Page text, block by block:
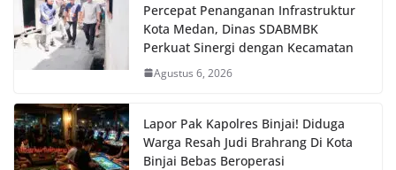
Percepat Penanganan Infrastruktur
Kota Medan, Dinas SDABMBK
Perkuat Sinergi dengan Kecamatan
Agustus 6, 2026
Lapor Pak Kapolres Binjai! Diduga
Warga Resah Judi Brahrang Di Kota
Binjai Bebas Beroperasi